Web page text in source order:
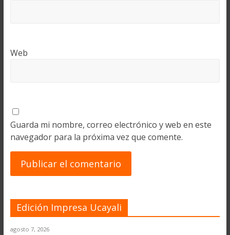
Web
Guarda mi nombre, correo electrónico y web en este
navegador para la próxima vez que comente.
Edición Impresa Ucayali
agosto 7, 2026